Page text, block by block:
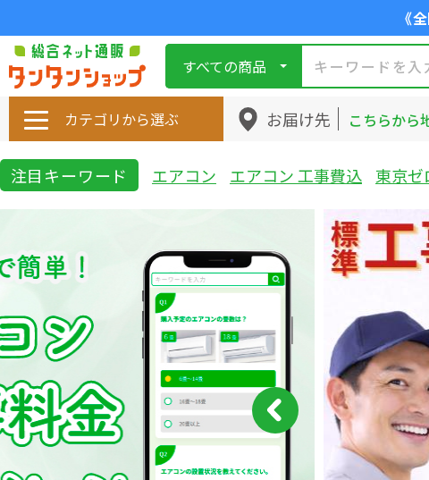
《
すべての商品
カテゴリから選ぶ お届け先 こちらから
注目キーワード エアコン エアコン 工事費込 東京ゼ